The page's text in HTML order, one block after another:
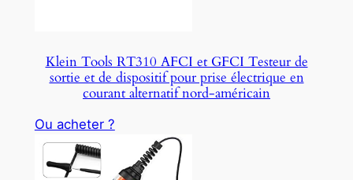
Klein Tools RT310 AFCI et GFCI Testeur de
sortie et de dispositif pour prise électrique en
courant alternatif nord-américain
Ou acheter ?